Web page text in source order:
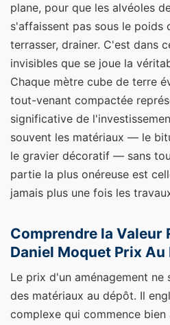
plane, pour que les alvéoles
s'affaissent pas sous le poids
terrasser, drainer. C'est dans
invisibles que se joue la
Chaque mètre cube de terre
tout-venant compactée
significative de
souvent les matériaux — le
le gravier décoratif — sans
partie la plus onéreuse est
jamais plus une fois les
Comprendre la Valeur
Daniel Moquet Prix Au
Le prix d'un aménagement ne
des matériaux au dépôt. Il
complexe qui commence